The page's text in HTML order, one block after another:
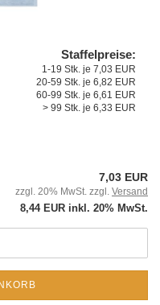
Staffelpreise:
1-19 Stk. je 7,03 EUR
20-59 Stk. je 6,82 EUR
60-99 Stk. je 6,61 EUR
> 99 Stk. je 6,33 EUR
7,03 EUR
zzgl. 20% MwSt. zzgl. Versand
8,44 EUR inkl. 20% MwSt.